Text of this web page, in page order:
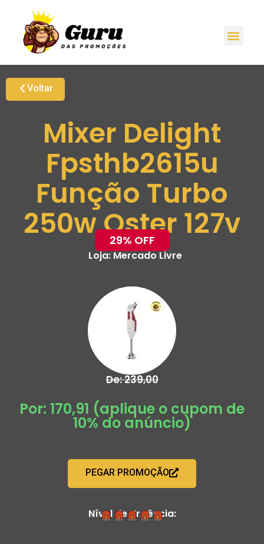
Voltar
Mixer Delight
Fpsthb2615u
Função Turbo
250w Oster 127v
29% OFF
Loja:Mercado Livre
De: 239,00
Por: 170,91 (aplique o cupom de
10% do anúncio)
PEGAR PROMOÇÃO
Nível de Urgência: